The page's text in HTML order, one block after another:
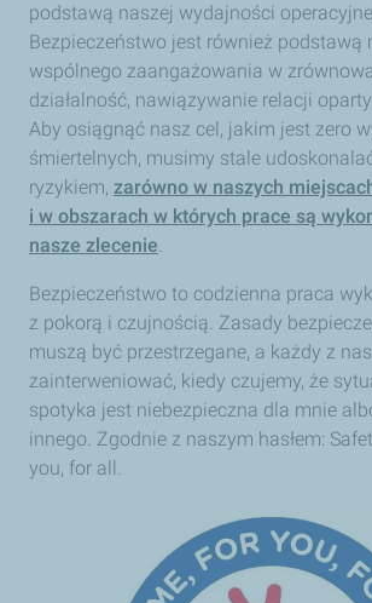
podstawą naszej wydajności
Bezpieczeństwo jest również podstawą
wspólnego zaangażowania w
działalność, nawiązywanie relacji
Aby osiągnąć nasz cel, jakim jest zero
śmiertelnych, musimy stale
ryzykiem, zarówno w naszych
i w obszarach w których prace są
nasze zlecenie.
Bezpieczeństwo to codzienna praca
z pokorą i czujnością. Zasady
muszą być przestrzegane, a każdy z
zainterweniować, kiedy czujemy, że
spotyka jest niebezpieczna dla mnie
innego. Zgodnie z naszym hasłem:
you, for all.